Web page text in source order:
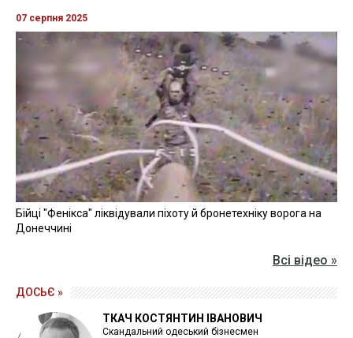
07 серпня 2025
Бійці "Фенікса" ліквідували піхоту й бронетехніку ворога на
Донеччині
Всі відео »
ДОСЬЄ »
ТКАЧ КОСТЯНТИН ІВАНОВИЧ
Скандальний одеський бізнесмен